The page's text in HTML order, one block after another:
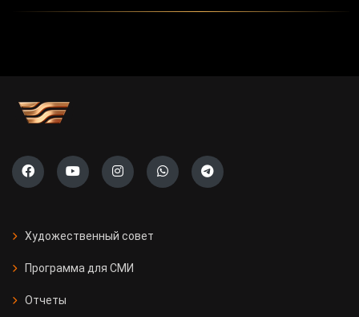
Художественный совет
Программа для СМИ
Отчеты